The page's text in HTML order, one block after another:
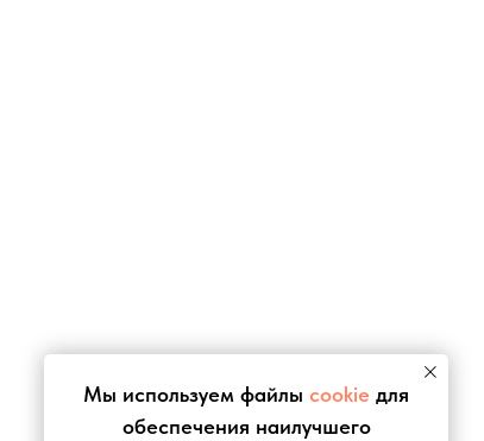
Мы используем файлы cookie для
обеспечения наилучшего